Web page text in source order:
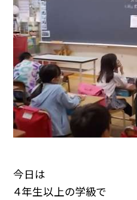
今日は
４年生以上の学級で